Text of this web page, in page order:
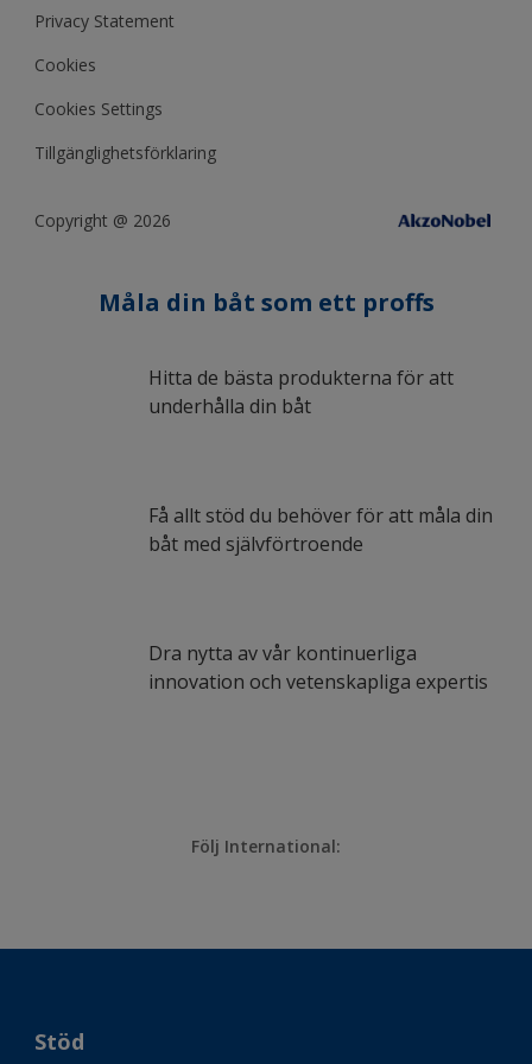
Privacy Statement
Cookies
Cookies Settings
Tillgänglighetsförklaring
Copyright @ 2026
Måla din båt som ett proffs
Hitta de bästa produkterna för att
underhålla din båt
Få allt stöd du behöver för att måla din
båt med självförtroende
Dra nytta av vår kontinuerliga
innovation och vetenskapliga expertis
Följ International:
Stöd